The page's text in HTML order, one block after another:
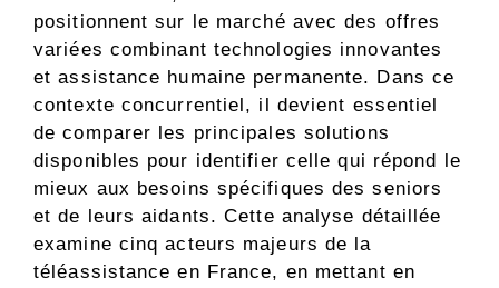
positionnent sur le marché avec des offres
variées combinant technologies innovantes
et assistance humaine permanente. Dans ce
contexte concurrentiel, il devient essentiel
de comparer les principales solutions
disponibles pour identifier celle qui répond le
mieux aux besoins spécifiques des seniors
et de leurs aidants. Cette analyse détaillée
examine cinq acteurs majeurs de la
téléassistance en France, en mettant en